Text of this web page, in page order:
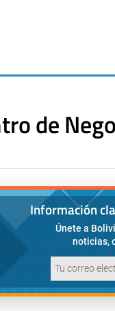
de
Información
Únete a
noticias,